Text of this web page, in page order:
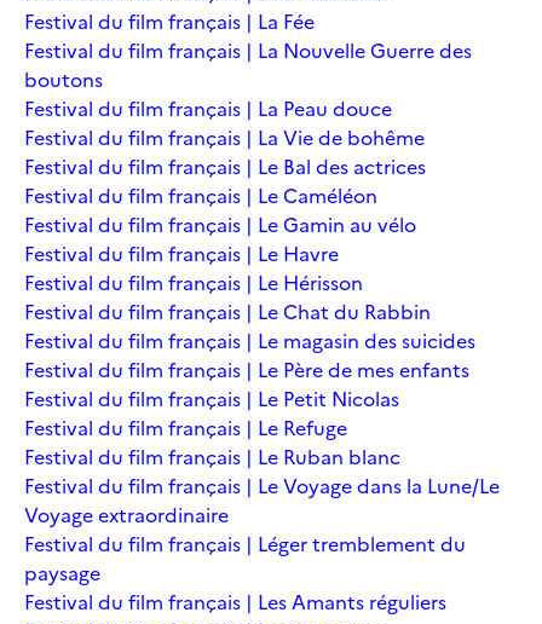
Festival du film français | La Fée
Festival du film français | La Nouvelle Guerre des
boutons
Festival du film français | La Peau douce
Festival du film français | La Vie de bohême
Festival du film français | Le Bal des actrices
Festival du film français | Le Caméléon
Festival du film français | Le Gamin au vélo
Festival du film français | Le Havre
Festival du film français | Le Hérisson
Festival du film français | Le Chat du Rabbin
Festival du film français | Le magasin des suicides
Festival du film français | Le Père de mes enfants
Festival du film français | Le Petit Nicolas
Festival du film français | Le Refuge
Festival du film français | Le Ruban blanc
Festival du film français | Le Voyage dans la Lune/Le
Voyage extraordinaire
Festival du film français | Léger tremblement du
paysage
Festival du film français | Les Amants réguliers